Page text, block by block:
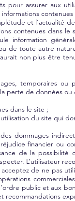
pour assurer aux
contenues
et l’actualité
contenues dans
information
de toute autre
non plus être
temporaires
perte de données
dans le site ;
du site qui
dommages
financier ou
de la
L’utilisateur
de ne pas
public et aux